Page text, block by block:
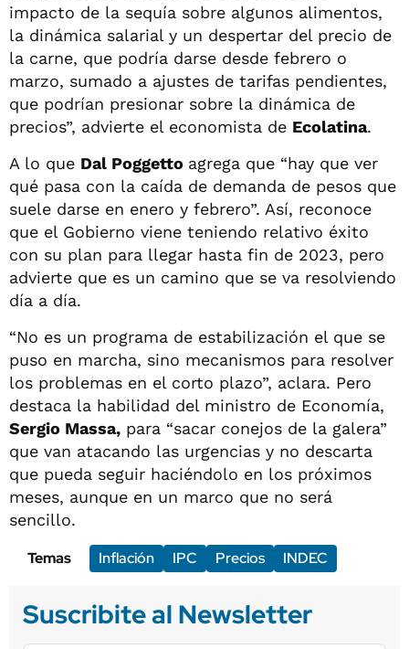
impacto de la sequía sobre algunos alimentos,
la dinámica salarial y un despertar del precio de
la carne, que podría darse desde febrero o
marzo, sumado a ajustes de tarifas pendientes,
que podrían presionar sobre la dinámica de
precios”, advierte el economista de Ecolatina.
A lo que Dal Poggetto agrega que “hay que ver
qué pasa con la caída de demanda de pesos que
suele darse en enero y febrero”. Así, reconoce
que el Gobierno viene teniendo relativo éxito
con su plan para llegar hasta fin de 2023, pero
advierte que es un camino que se va resolviendo
día a día.
“No es un programa de estabilización el que se
puso en marcha, sino mecanismos para resolver
los problemas en el corto plazo”, aclara. Pero
destaca la habilidad del ministro de Economía,
Sergio Massa, para “sacar conejos de la galera”
que van atacando las urgencias y no descarta
que pueda seguir haciéndolo en los próximos
meses, aunque en un marco que no será
sencillo.
Temas
Inflación IPC Precios INDEC
Suscribite al Newsletter